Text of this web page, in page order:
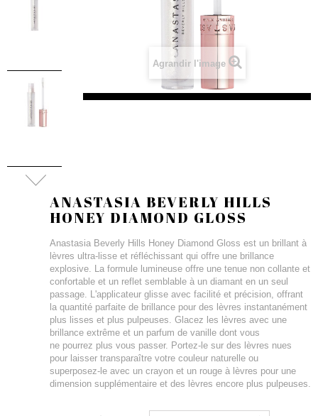
Agrandir l'image
ANASTASIA BEVERLY HILLS
HONEY DIAMOND GLOSS
Anastasia Beverly Hills Honey Diamond Gloss est un brillant à
lèvres ultra-lisse et réfléchissant qui offre une brillance
explosive. La formule lumineuse offre une tenue non collante et
confortable et un reflet semblable à un diamant en un seul
passage. L'applicateur glisse avec facilité et précision, offrant
la quantité parfaite de brillance pour des lèvres instantanément
plus lisses et plus pulpeuses. Glacez les lèvres avec une
brillance extrême et un parfum de vanille dont vous
ne pourrez plus vous passer. Portez-le sur des lèvres nues
pour laisser transparaître votre couleur naturelle ou
superposez-le avec un crayon et un rouge à lèvres pour une
dimension supplémentaire et des lèvres encore plus pulpeuses.